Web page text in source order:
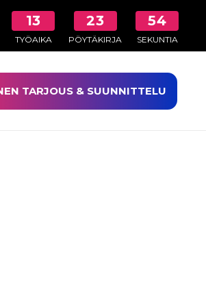
13
TYÖAIKA
23
PÖYTÄKIRJA
54
SEKUNTIA
TARJOUS & SUUNNITTELU